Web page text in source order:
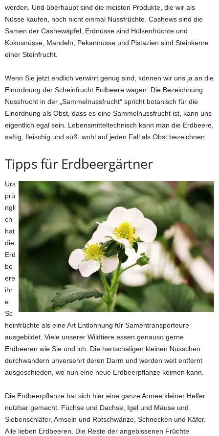
werden. Und überhaupt sind die meisten Produkte, die wir als
Nüsse kaufen, noch nicht einmal Nussfrüchte. Cashews sind die
Samen der Cashewäpfel, Erdnüsse sind Hülsenfrüchte und
Kokosnüsse, Mandeln, Pekannüsse und Pistazien sind Steinkerne
einer Steinfrucht.
Wenn Sie jetzt endlich verwirrt genug sind, können wir uns ja an die
Einordnung der Scheinfrucht Erdbeere wagen. Die Bezeichnung
Nussfrucht in der „Sammelnussfrucht“ spricht botanisch für die
Einordnung als Obst, dass es eine Sammelnussfrucht ist, kann uns
eigentlich egal sein. Lebensmitteltechnisch kann man die Erdbeere,
saftig, fleischig und süß, wohl auf jeden Fall als Obst bezeichnen.
Tipps für Erdbeergärtner
Urs
prü
ngli
ch
hat
die
Erd
be
ere
ihr
e
Sc
heinfrüchte als eine Art Entlohnung für Samentransporteure
ausgebildet. Viele unserer Wildtiere essen genauso gerne
Erdbeeren wie Sie und ich. Die hartschaligen kleinen Nüsschen
durchwandern unversehrt deren Darm und werden weit entfernt
ausgeschieden, wo nun eine neue Erdbeerpflanze keimen kann.
Die Erdbeerpflanze hat sich hier eine ganze Armee kleiner Helfer
nutzbar gemacht. Füchse und Dachse, Igel und Mäuse und
Siebenschläfer, Amseln und Rotschwänze, Schnecken und Käfer.
Alle lieben Erdbeeren. Die Reste der angebissenen Früchte